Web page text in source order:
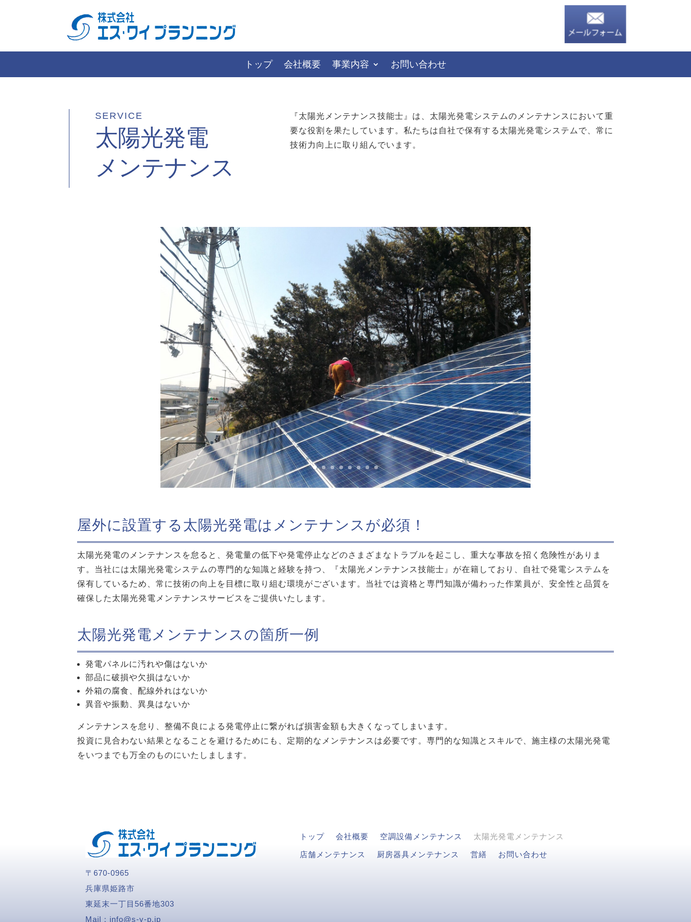
トップ 会社概要 事業内容 お問い合わせ
トップ 会社概要 事業内容 お問い合わせ
SERVICE
太陽光発電
メンテナンス
『太陽光メンテナンス技能士』は、太陽光発電システムのメンテナンスにおいて重
要な役割を果たしています。私たちは自社で保有する太陽光発電システムで、常に
技術力向上に取り組んでいます。
屋外に設置する太陽光発電はメンテナンスが必須！
太陽光発電のメンテナンスを怠ると、発電量の低下や発電停止などのさまざまなトラブルを起こし、重大な事故を招く危険性がありま
す。当社には太陽光発電システムの専門的な知識と経験を持つ、『太陽光メンテナンス技能士』が在籍しており、自社で発電システムを
保有しているため、常に技術の向上を目標に取り組む環境がございます。当社では資格と専門知識が備わった作業員が、安全性と品質を
確保した 太陽光発電メンテナンスサービスをご提供いたします。
太陽光発電メンテナンスの箇所一例
発電パネルに汚れや傷はないか
部品に破損や欠損はないか
外箱の腐食、配線外れはないか
異音や振動、異臭はないか
メンテナンスを怠り、整備不良による発電停止に繋がれば損害金額も大きくなってしまいます。
投資に見合わない結果となることを避けるためにも、定期的なメンテナンスは必要です。専門的な知識とスキルで、施主様の太陽光発電
をいつまでも万全のものにいたしまします。
〒670-0965
兵庫県姫路市
東延末一丁目56番地303
Mail： info@s-y-p.jp
トップ 会社概要 空調設備メンテナンス 太陽光発電メンテナンス
店舗メンテナンス 厨房器具メンテナンス 営繕 お問い合わせ